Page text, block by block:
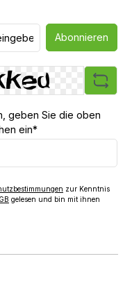
Abonnieren
geben Sie die oben
ein*
zur Kenntnis
gelesen und bin mit ihnen